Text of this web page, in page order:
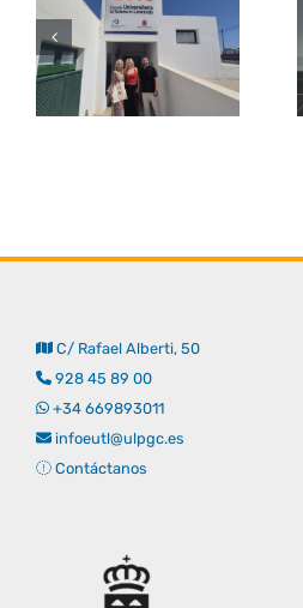
C/ Rafael Alberti, 50
928 45 89 00
+34 669893011
infoeutl@ulpgc.es
Contáctanos